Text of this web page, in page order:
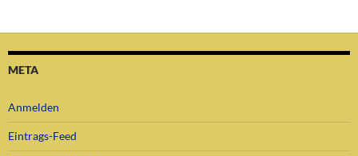
META
Anmelden
Eintrags-Feed